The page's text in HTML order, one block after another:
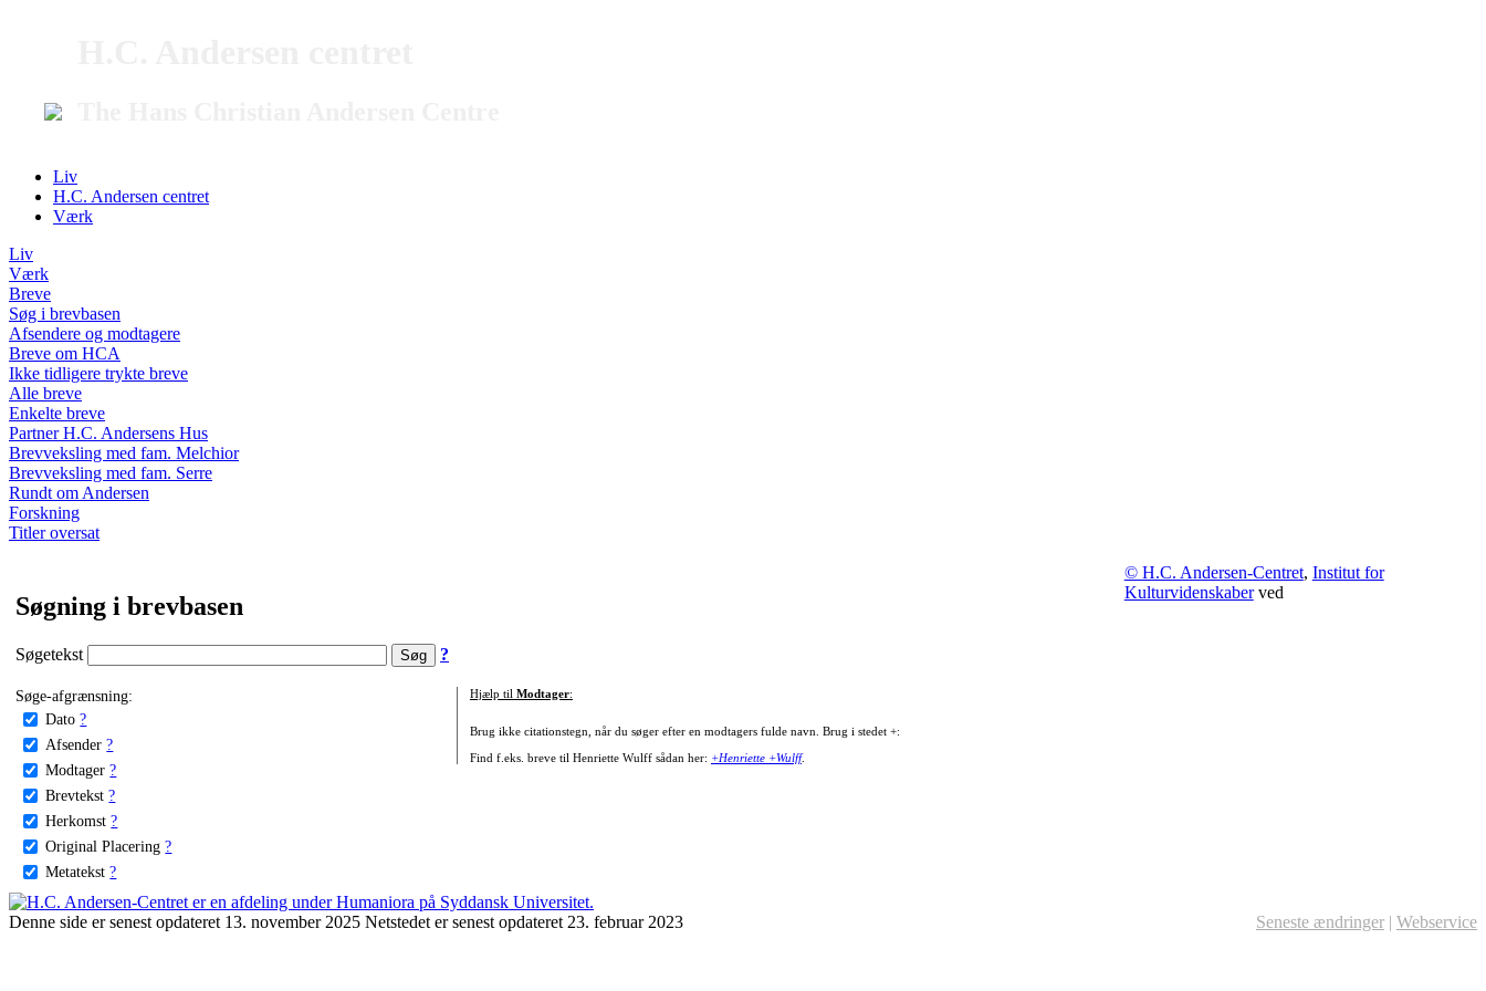
Liv
H.C. Andersen centret
Værk
Liv
Værk
Breve
Søg i brevbasen
Afsendere og modtagere
Breve om HCA
Ikke tidligere trykte breve
Alle breve
Enkelte breve
Partner H.C. Andersens Hus
Brevveksling med fam. Melchior
Brevveksling med fam. Serre
Rundt om Andersen
Forskning
Titler oversat
Søgning i brevbasen
Søgetekst ?
Søge-afgrænsning:
Dato ?
Afsender ?
Modtager ?
Brevtekst ?
Herkomst ?
Original Placering ?
Metatekst ?
Hjælp til Modtager:
Brug ikke citationstegn, når du søger efter en modtagers fulde navn. Brug i stedet +:
Find f.eks. breve til Henriette Wulff sådan her: +Henriette +Wulff.
© H.C. Andersen-Centret, Institut for
Kulturvidenskaberved
Denne side er senest opdateret 13. november 2025 Netstedet er senest opdateret 23. februar 2023 Seneste ændringer | Webservice